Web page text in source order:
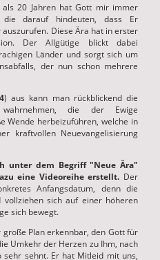
20 Jahren hat Gott mir immer
die darauf hindeuten, dass Er
Diese Ära hat in erster
Der Allgütige blickt dabei
Länder und sorgt sich um
der nun schon mehrere
) aus kann man rückblickend die
die der Ewige
Wende herbeizuführen, welche in
kraftvollen Neuevangelisierung
unter dem Begriff "Neue Ära"
eine Videoreihe erstellt. Der
Anfangsdatum, denn die
vollziehen sich auf einer höheren
sich bewegt.
Plan erkennbar, den Gott für
Umkehr der Herzen zu Ihm, nach
sehnt. Er hat Mitleid mit uns,